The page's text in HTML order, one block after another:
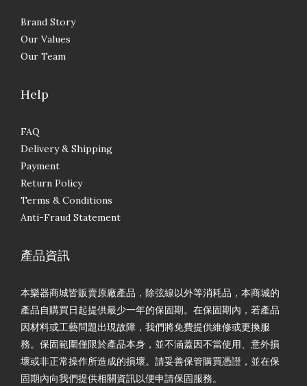
Brand Story
Our Values
Our Team
Help
FAQ
Delivery & Shipping
Payment
Return Policy
Terms & Conditions
Anti-Fraud Statement
產品資訊
本樂器商城皆販賣原廠產品，除弦線以外等消耗品，本商城的
產品自購買日起提供最少一年的保固期。在保固期內，若產品
因材料或工藝問題出現故障，我們將免費提供維修或更換服
務。保固範圍僅限於產品本身，並不涵蓋因不當使用、意外損
壞或非正常操作所造成的損壞。請妥善保管購買憑證，並在保
固期內向我們提供相關資訊以便申請保固服務。